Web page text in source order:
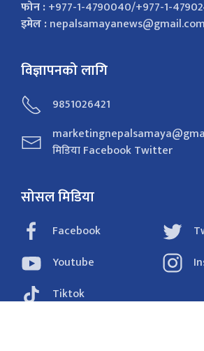
फोन :+977-1-4790040/+977-1-
इमेल :nepalsamayanews@gmail.com
विज्ञापनको लागि
9851026421
मिडिया Facebook Twitter
सोसल मिडिया
Facebook
Youtube
Tiktok